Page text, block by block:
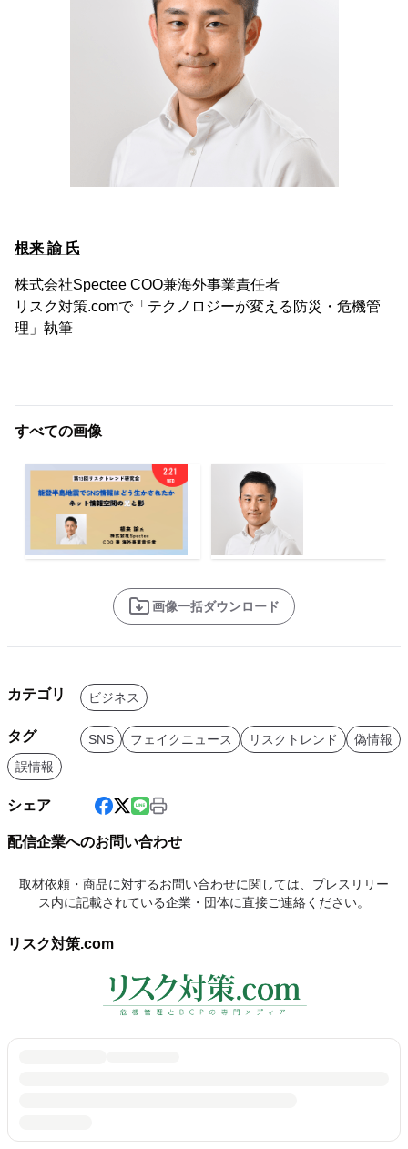
根来 諭 氏
株式会社Spectee COO兼海外事業責任者
リスク対策.comで「テクノロジーが変える防災・危機管
理」執筆
すべての画像
画像一括ダウンロード
カテゴリ ビジネス
タグ SNS フェイクニュース リスクトレンド
偽情報
誤情報
シェア
配信企業へのお問い合わせ
取材依頼・商品に対するお問い合わせに関しては、プレスリリー
ス内に記載されている企業・団体に直接ご連絡ください。
リスク対策.com